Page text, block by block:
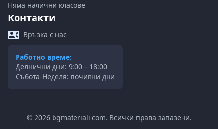
Няма налични класове
Контакти
Връзка с нас
Работно време:
Делнични дни: 9:00 – 18:00
Събота-Неделя: почивни дни
© 2026bgmateriali.com. Всички права запазени.